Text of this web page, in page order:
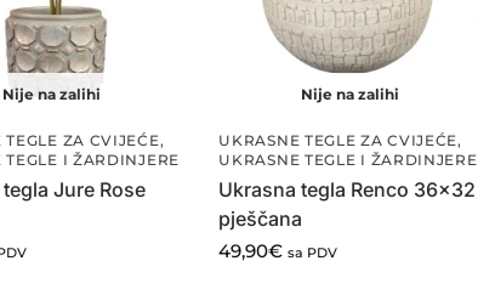
Nije na zalihi
TEGLE ZA CVIJEĆE,
TEGLE I ŽARDINJERE
Jure Rose
Nije na zalihi
UKRASNE TEGLE ZA CVIJEĆE,
UKRASNE TEGLE I ŽARDINJERE
Ukrasna tegla Renco 36×32
pješčana
49,90€ sa PDV